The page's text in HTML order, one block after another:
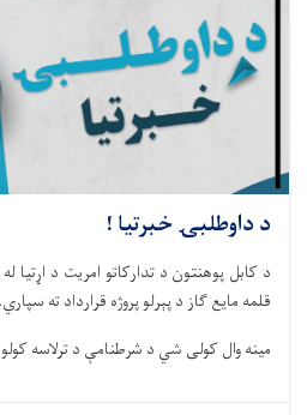
د داوطلبۍ خبرتیا !
قلمه مایع ګاز د پېرلو پروژه قرارداد ته سپاري.
مینه وال کولی شي د شرطنامې د ترلاسه